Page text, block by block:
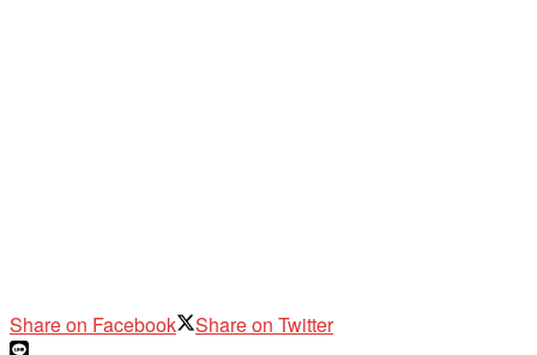
Share on Facebook Share on Twitter